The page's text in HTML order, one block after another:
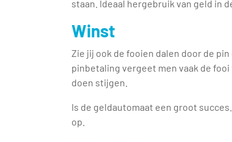
staan. Ideaal hergebruik van geld in
Winst
Zie jij ook de fooien dalen door de
pinbetaling vergeet men vaak de
doen stijgen.
Is de geldautomaat een groot
op.